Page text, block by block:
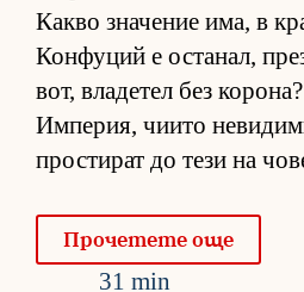
Какво зна­че­ние има, в
Кон­фу­ций е ос­та­нал,
вот, вла­де­тел без
Им­пе­рия, чи­ито
прос­ти­рат до тези на
Про­че­тете още
31 min